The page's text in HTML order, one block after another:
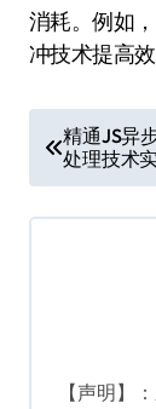
消耗。例如
冲技术提高效
章
导
精通JS异
处理技术
【声明】